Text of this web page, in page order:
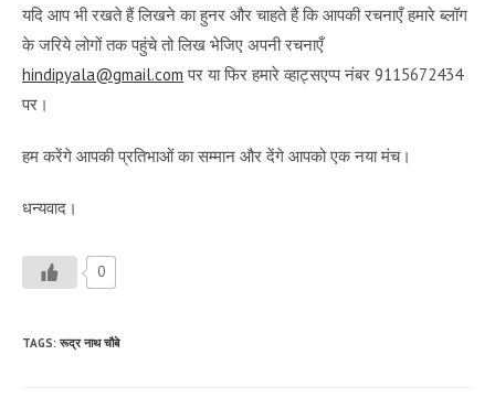
यदि आप भी रखते हैं लिखने का हुनर और चाहते हैं कि आपकी रचनाएँ हमारे ब्लॉग
के जरिये लोगों तक पहुंचे तो लिख भेजिए अपनी रचनाएँ
hindipyala@gmail.com पर या फिर हमारे व्हाट्सएप्प नंबर 9115672434
पर।
हम करेंगे आपकी प्रतिभाओं का सम्मान और देंगे आपको एक नया मंच।
धन्यवाद।
0
TAGS: रूद्र नाथ चौबे